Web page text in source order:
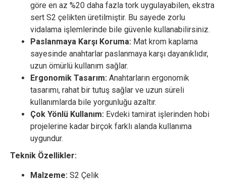
göre en az %20 daha fazla tork uygulayabilen, ekstra
sert S2 çelikten üretilmiştir. Bu sayede zorlu
vidalama işlemlerinde bile güvenle kullanabilirsiniz.
Paslanmaya Karşı Koruma: Mat krom kaplama
sayesinde anahtarlar paslanmaya karşı dayanıklıdır,
uzun ömürlü kullanım sağlar.
Ergonomik Tasarım: Anahtarların ergonomik
tasarımı, rahat bir tutuş sağlar ve uzun süreli
kullanımlarda bile yorgunluğu azaltır.
Çok Yönlü Kullanım: Evdeki tamirat işlerinden hobi
projelerine kadar birçok farklı alanda kullanıma
uygundur.
Teknik Özellikler:
Malzeme: S2 Çelik